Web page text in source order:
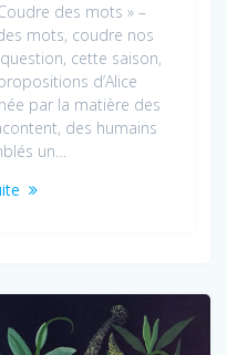
des mots » –
mots, coudre nos
cette saison,
d’Alice
par la matière des
des humains
un…